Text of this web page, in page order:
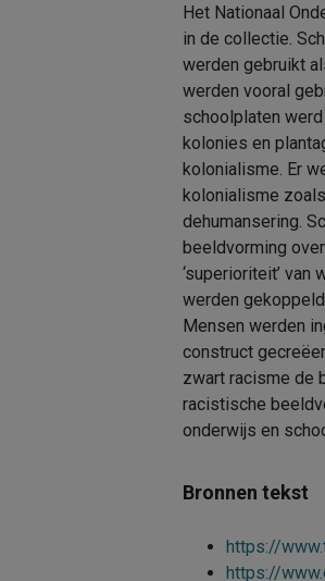
Het Nationaal
in de collectie.
werden gebruikt
werden vooral
schoolplaten
kolonies en
kolonialisme. Er
kolonialisme
dehumansering.
beeldvorming
‘superioriteit’ van
werden
Mensen werden
construct
zwart racisme de
racistische
onderwijs en
Bronnen tekst
https://
https://